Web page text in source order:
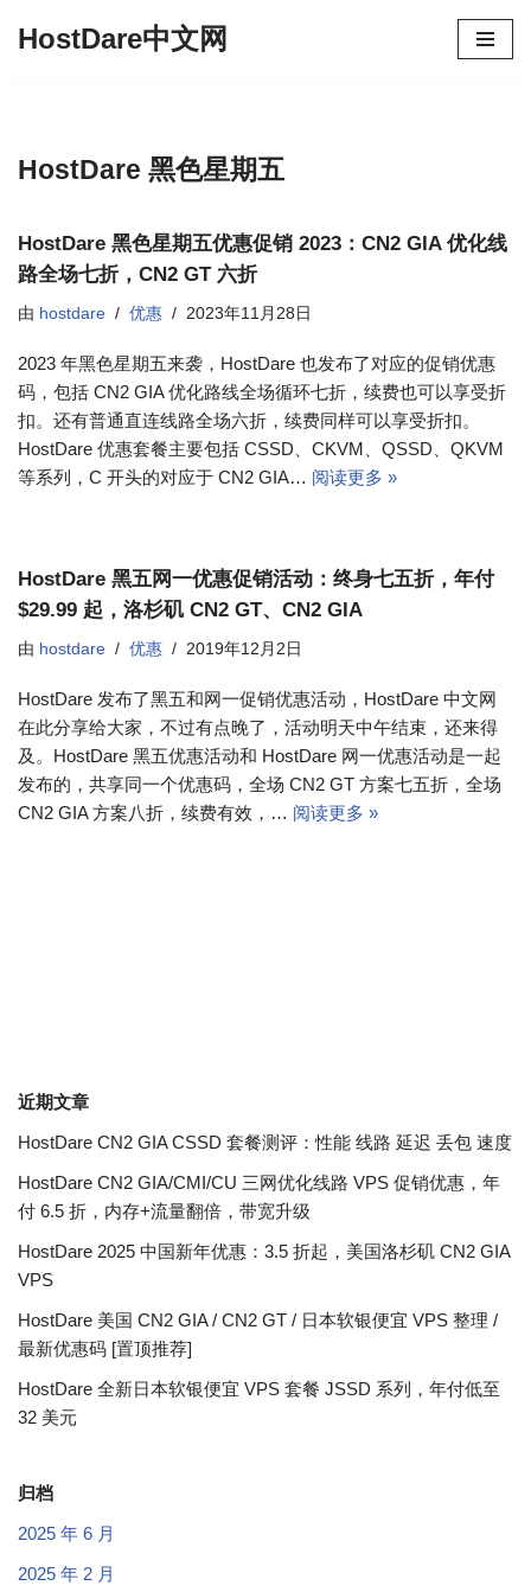
HostDare中文网
HostDare 黑色星期五
HostDare 黑色星期五优惠促销 2023：CN2 GIA 优化线
路全场七折，CN2 GT 六折
由 hostdare 优惠 2023年11月28日
2023 年黑色星期五来袭，HostDare 也发布了对应的促销优惠
码，包括 CN2 GIA 优化路线全场循环七折，续费也可以享受折
扣。还有普通直连线路全场六折，续费同样可以享受折扣。
HostDare 优惠套餐主要包括 CSSD、CKVM、QSSD、QKVM
等系列，C 开头的对应于 CN2 GIA… 阅读更多 »
HostDare 黑五网一优惠促销活动：终身七五折，年付
$29.99 起，洛杉矶 CN2 GT、CN2 GIA
由 hostdare 优惠 2019年12月2日
HostDare 发布了黑五和网一促销优惠活动，HostDare 中文网
在此分享给大家，不过有点晚了，活动明天中午结束，还来得
及。HostDare 黑五优惠活动和 HostDare 网一优惠活动是一起
发布的，共享同一个优惠码，全场 CN2 GT 方案七五折，全场
CN2 GIA 方案八折，续费有效，… 阅读更多 »
近期文章
HostDare CN2 GIA CSSD 套餐测评：性能 线路 延迟 丢包 速度
HostDare CN2 GIA/CMI/CU 三网优化线路 VPS 促销优惠，年
付 6.5 折，内存+流量翻倍，带宽升级
HostDare 2025 中国新年优惠：3.5 折起，美国洛杉矶 CN2 GIA
VPS
HostDare 美国 CN2 GIA / CN2 GT / 日本软银便宜 VPS 整理 /
最新优惠码 [置顶推荐]
HostDare 全新日本软银便宜 VPS 套餐 JSSD 系列，年付低至
32 美元
归档
2025 年 6 月
2025 年 2 月